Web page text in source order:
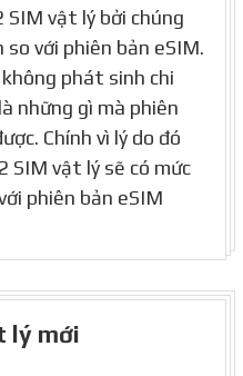
SIM vật lý bởi chúng
với phiên bản eSIM.
phát sinh chi
những gì mà phiên
Chính vì lý do đó
SIM vật lý sẽ có mức
phiên bản eSIM
lý mới